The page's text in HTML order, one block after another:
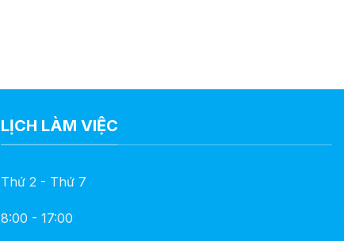
LỊCH LÀM VIỆC
Thứ 2 - Thứ 7
8:00 - 17:00